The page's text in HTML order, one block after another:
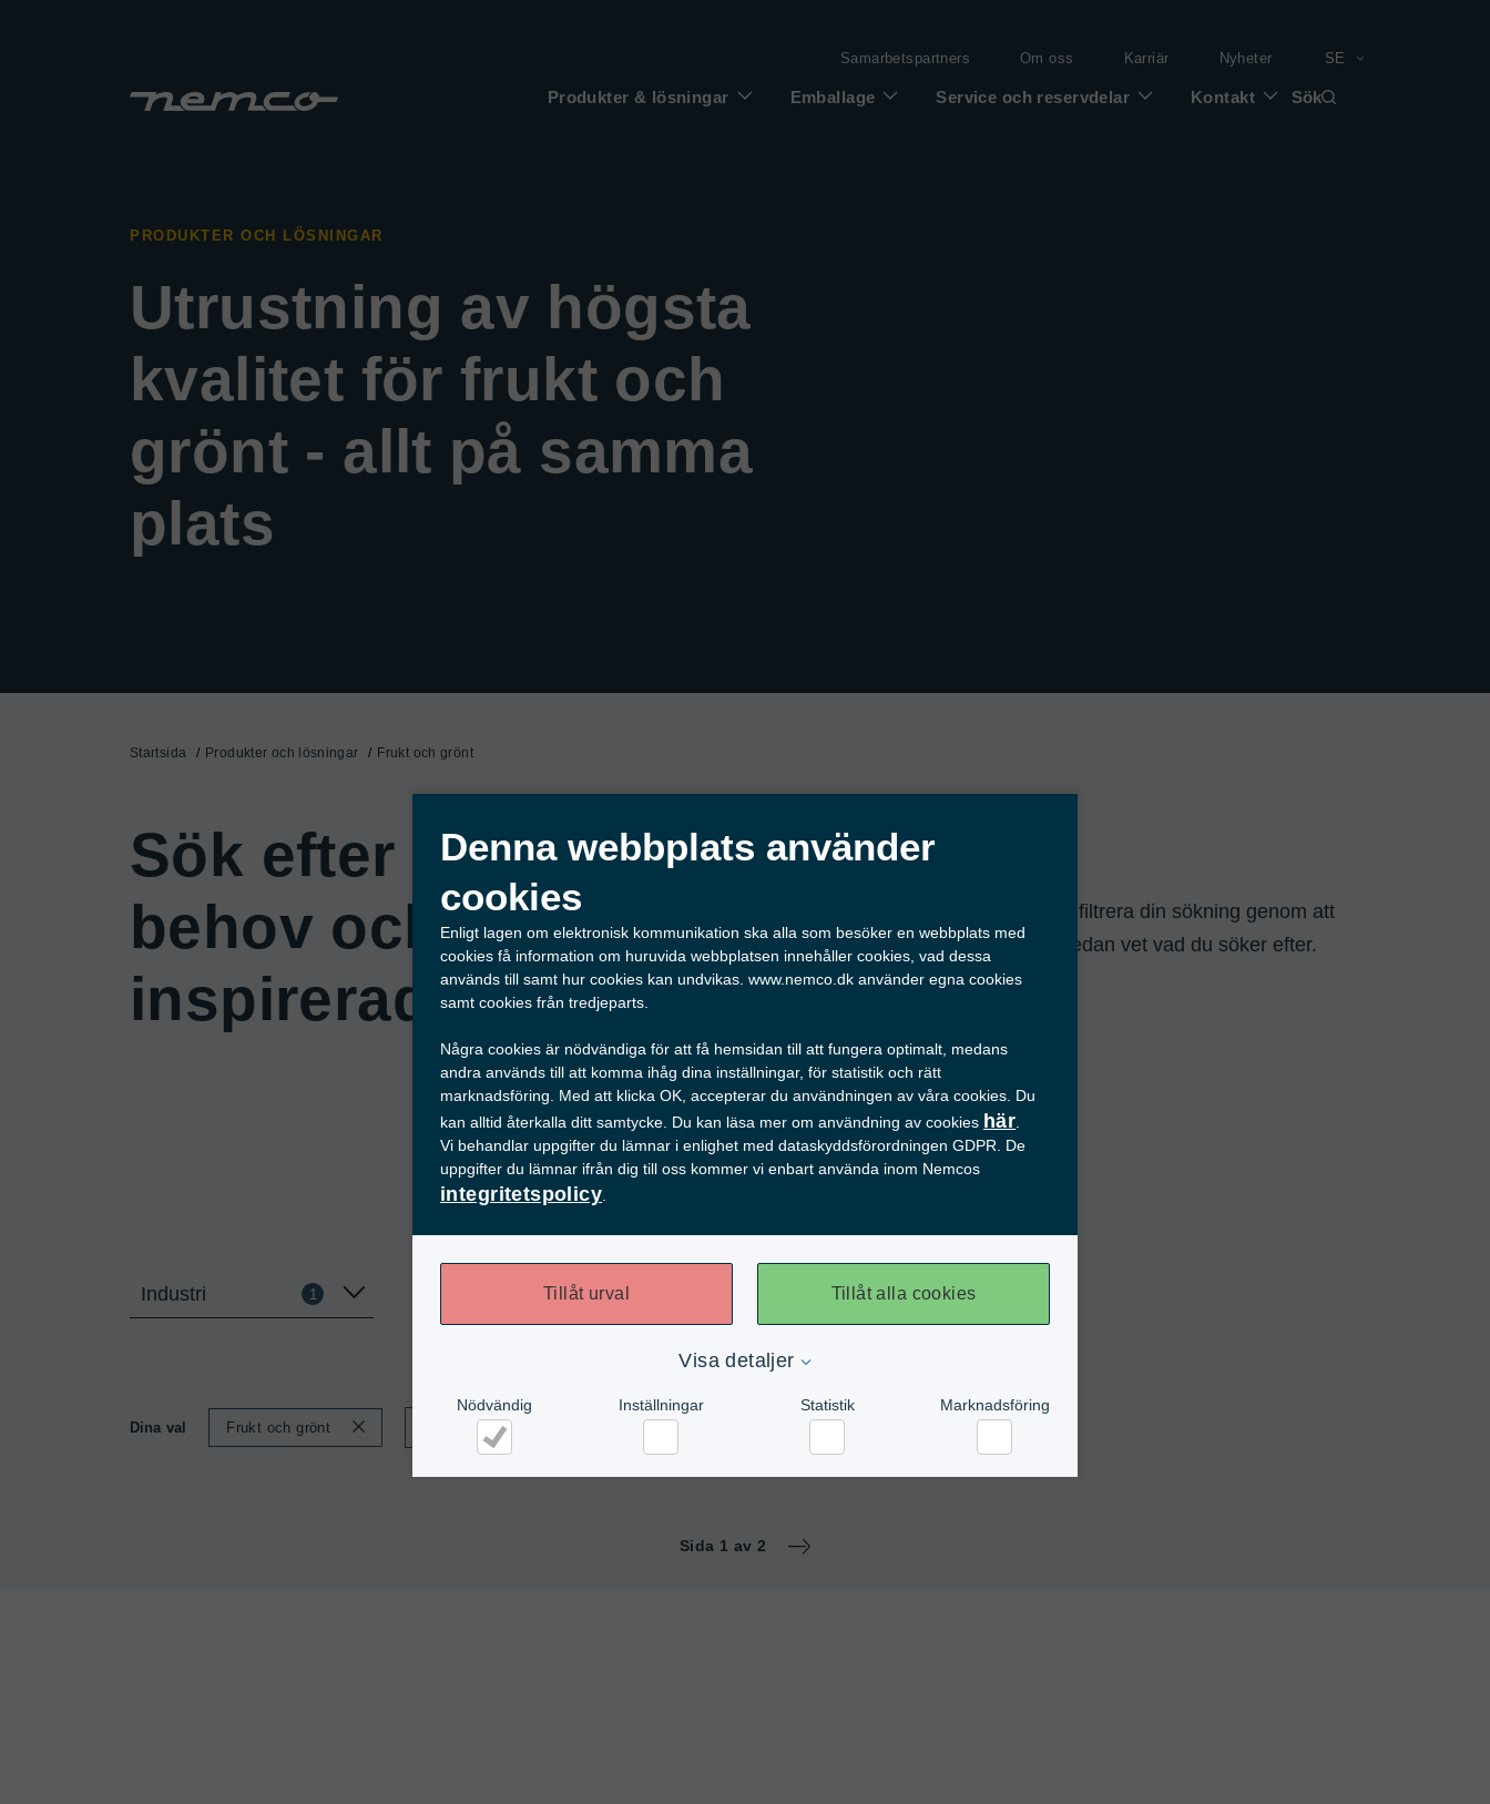
Denna webbplats använder
cookies
Enligt lagen om elektronisk kommunikation ska alla som besöker en webbplats med
cookies få information om huruvida webbplatsen innehåller cookies, vad dessa
används till samt hur cookies kan undvikas. www.nemco.dk använder egna cookies
samt cookies från tredjeparts.
Några cookies är nödvändiga för att få hemsidan till att fungera optimalt, medans
andra används till att komma ihåg dina inställningar, för statistik och rätt
marknadsföring. Med att klicka OK, accepterar du användningen av våra cookies. Du
kan alltid återkalla ditt samtycke. Du kan läsa mer om användning av cookies här
Vi behandlar uppgifter du lämnar i enlighet med dataskyddsförordningen GDPR. De
uppgifter du lämnar ifrån dig till oss kommer vi enbart använda inom Nemcos
integritetspolicy
Tillåt urval Tillåt alla cookies
Visa detaljer
Nödvändig Inställningar Statistik Marknadsföring
Samarbetspartners Om oss Karriär Nyheter SE
Produkter & lösningar Emballage Service och reservdelar Kontakt Sök
PRODUKTER OCH LÖSNINGAR
Utrustning av högsta
kvalitet för frukt och
grönt - allt på samma
plats
Startsida Produkter och lösningar Frukt och grönt
Sök efter ditt
behov och bli
inspirerad
Utforska våra inspirationssidor eller filtrera din sökning genom att
välja bransch eller funktion om du redan vet vad du söker efter.
Industri 1 Välj funktion
Dina val Frukt och grönt Ta bort alla filter
Sida 1 av 2